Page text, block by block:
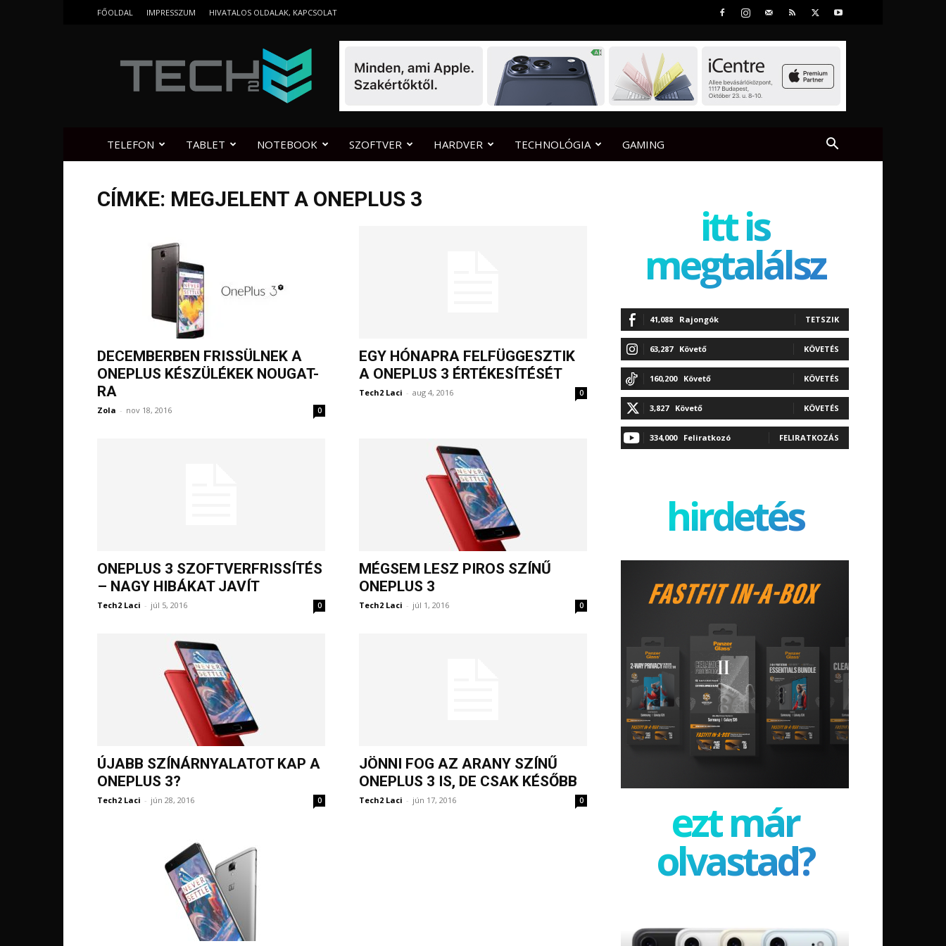
FŐOLDAL IMPRESSZUM HIVATALOS OLDALAK, KAPCSOLAT
TELEFON TABLET NOTEBOOK SZOFTVER HARDVER TECHNOLÓGIA GAMING
CÍMKE: MEGJELENT A ONEPLUS 3
DECEMBERBEN FRISSÜLNEK A
ONEPLUS KÉSZÜLÉKEK NOUGAT-
RA
Zola - nov 18, 2016 0
EGY HÓNAPRA FELFÜGGESZTIK
A ONEPLUS 3 ÉRTÉKESÍTÉSÉT
Tech2 Laci - aug 4, 2016 0
ONEPLUS 3 SZOFTVERFRISSÍTÉS
– NAGY HIBÁKAT JAVÍT
Tech2 Laci - júl 5, 2016 0
MÉGSEM LESZ PIROS SZÍNŰ
ONEPLUS 3
Tech2 Laci - júl 1, 2016 0
ÚJABB SZÍNÁRNYALATOT KAP A
ONEPLUS 3?
Tech2 Laci - jún 28, 2016 0
JÖNNI FOG AZ ARANY SZÍNŰ
ONEPLUS 3 IS, DE CSAK KÉSŐBB
Tech2 Laci - jún 17, 2016 0
itt is
megtalálsz
41,088 Rajongók TETSZIK
63,287 Követő KÖVETÉS
160,200 Követő KÖVETÉS
3,827 Követő KÖVETÉS
334,000 Feliratkozó FELIRATKOZÁS
hirdetés
ezt már
olvastad?